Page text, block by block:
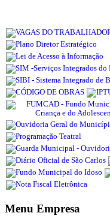
Menu Empresa